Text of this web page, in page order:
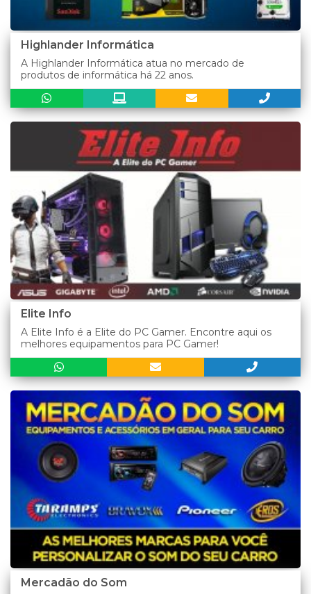
Highlander Informática
A Highlander Informática atua no mercado de
produtos de informática há 22 anos.
Elite Info
A Elite Info é a Elite do PC Gamer. Encontre aqui os
melhores equipamentos para PC Gamer!
Mercadão do Som